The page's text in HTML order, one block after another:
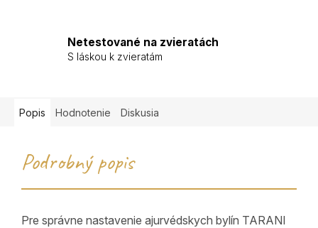
Netestované na zvieratách
S láskou k zvieratám
Popis Hodnotenie Diskusia
Podrobný popis
Pre správne nastavenie ajurvédskych bylín TARANI